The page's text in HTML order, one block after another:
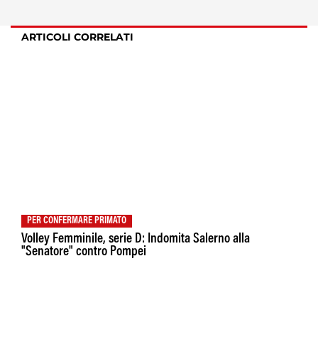
ARTICOLI CORRELATI
PER CONFERMARE PRIMATO
Volley Femminile, serie D: Indomita Salerno alla
"Senatore" contro Pompei